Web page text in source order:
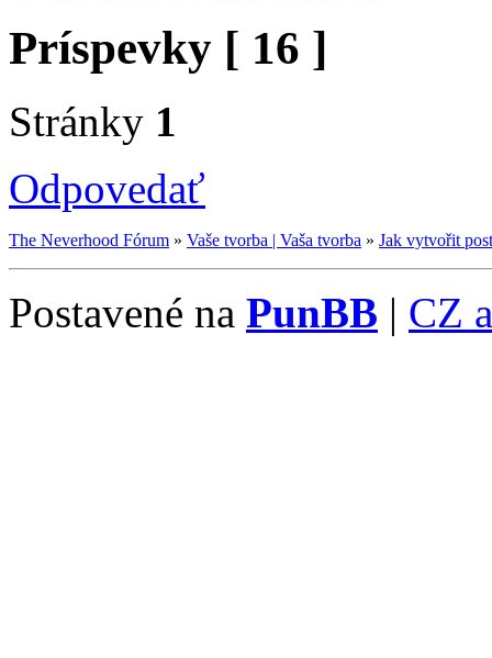
Príspevky [ 16 ]
Stránky 1
Odpovedať
The Neverhood Fórum » Vaše tvorba | Vaša tvorba » Jak vytvořit
Postavené na PunBB | CZ